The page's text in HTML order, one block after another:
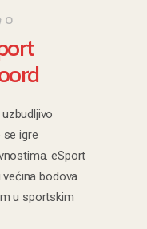
0
se igre
eSport
bodova
u sportskim